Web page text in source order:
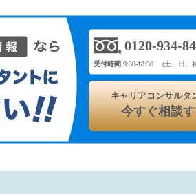
0120-934-
受付時間 9:30-18:30 (土、日、
キャリアコンサルタ
今すぐ相談